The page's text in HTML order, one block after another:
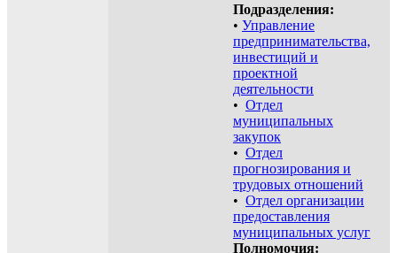
Подразделения:
• Управление
предпринимательства,
инвестиций и
проектной
деятельности
• Отдел
муниципальных
закупок
• Отдел
прогнозирования и
трудовых отношений
• Отдел организации
предоставления
муниципальных услуг
Полномочия: